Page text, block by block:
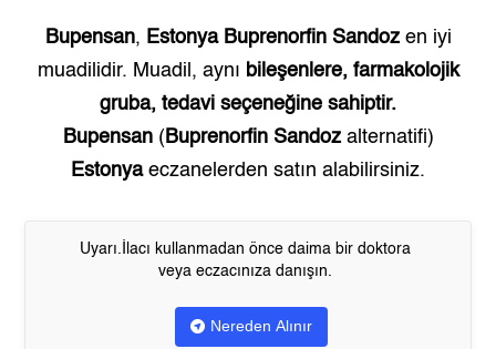
Bupensan, Estonya Buprenorfin Sandozen iyi
muadilidir. Muadil, aynı bileşenlere, farmakolojik
gruba, tedavi seçeneğine sahiptir.
Bupensan( Buprenorfin Sandozalternatifi)
Estonyaeczanelerden satın alabilirsiniz.
Uyarı.İlacı kullanmadan önce daima bir doktora
veya eczacınıza danışın.
Nereden Alınır